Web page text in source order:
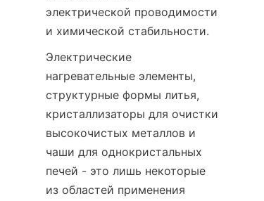
электрической проводимости
и химической стабильности.
Электрические
нагревательные элементы,
структурные формы литья,
кристаллизаторы для очистки
высокочистых металлов и
чаши для однокристальных
печей - это лишь некоторые
из областей применения